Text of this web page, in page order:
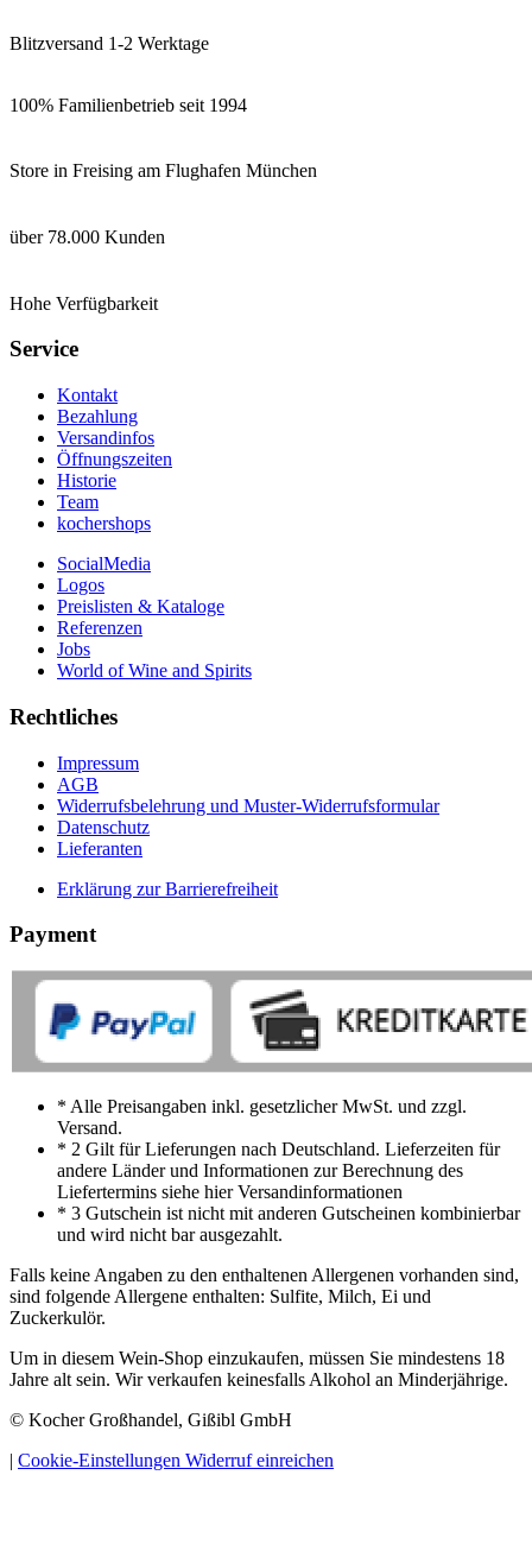
Blitzversand 1-2 Werktage
100% Familienbetrieb seit 1994
Store in Freising am Flughafen München
über 78.000 Kunden
Hohe Verfügbarkeit
Service
Kontakt
Bezahlung
Versandinfos
Öffnungszeiten
Historie
Team
kochershops
SocialMedia
Logos
Preislisten & Kataloge
Referenzen
Jobs
World of Wine and Spirits
Rechtliches
Impressum
AGB
Widerrufsbelehrung und Muster-Widerrufsformular
Datenschutz
Lieferanten
Erklärung zur Barrierefreiheit
Payment
* Alle Preisangaben inkl. gesetzlicher MwSt. und zzgl.
Versand.
* 2 Gilt für Lieferungen nach Deutschland. Lieferzeiten für
andere Länder und Informationen zur Berechnung des
Liefertermins siehe hier Versandinformationen
* 3 Gutschein ist nicht mit anderen Gutscheinen kombinierbar
und wird nicht bar ausgezahlt.
Falls keine Angaben zu den enthaltenen Allergenen vorhanden sind,
sind folgende Allergene enthalten: Sulfite, Milch, Ei und
Zuckerkulör.
Um in diesem Wein-Shop einzukaufen, müssen Sie mindestens 18
Jahre alt sein. Wir verkaufen keinesfalls Alkohol an Minderjährige.
© Kocher Großhandel, Gißibl GmbH
| Cookie-Einstellungen Widerruf einreichen